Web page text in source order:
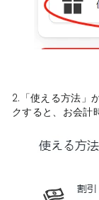
2.「使える方法」
クすると、お会計